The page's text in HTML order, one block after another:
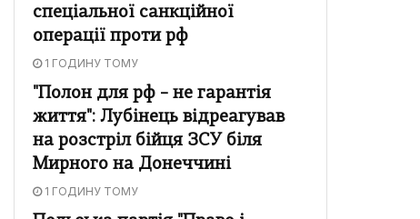
спеціальної санкційної
операції проти рф
1 ГОДИНУ ТОМУ
"Полон для рф – не гарантія
життя": Лубінець відреагував
на розстріл бійця ЗСУ біля
Мирного на Донеччині
1 ГОДИНУ ТОМУ